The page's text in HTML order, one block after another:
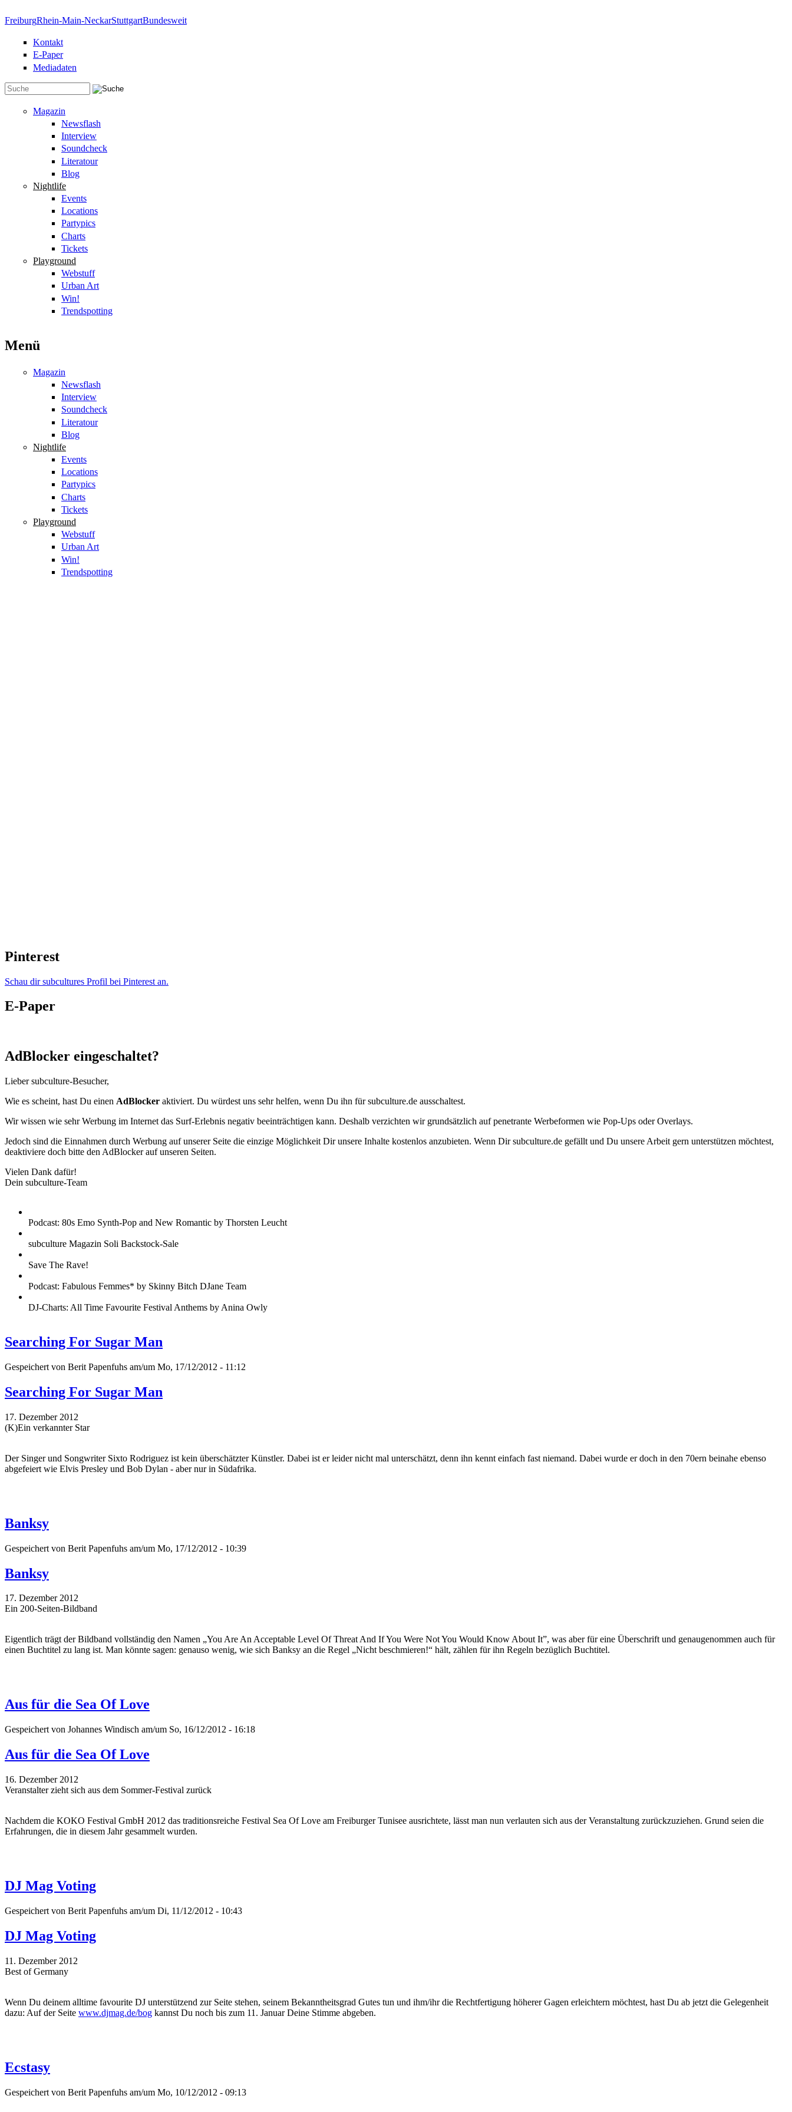
FreiburgRhein-Main-NeckarStuttgartBundesweit
Kontakt
E-Paper
Mediadaten
Magazin
Newsflash
Interview
Soundcheck
Literatour
Blog
Nightlife
Events
Locations
Partypics
Charts
Tickets
Playground
Webstuff
Urban Art
Win!
Trendspotting
Menü
Magazin
Newsflash
Interview
Soundcheck
Literatour
Blog
Nightlife
Events
Locations
Partypics
Charts
Tickets
Playground
Webstuff
Urban Art
Win!
Trendspotting
Pinterest
Schau dir subcultures Profil bei Pinterest an.
E-Paper
AdBlocker eingeschaltet?
Lieber subculture-Besucher,
Wie es scheint, hast Du einen AdBlocker aktiviert. Du würdest uns sehr helfen, wenn Du ihn für subculture.de ausschaltest.
Wir wissen wie sehr Werbung im Internet das Surf-Erlebnis negativ beeinträchtigen kann. Deshalb verzichten wir grundsätzlich auf penetrante Werbeformen wie Pop-Ups oder Overlays.
Jedoch sind die Einnahmen durch Werbung auf unserer Seite die einzige Möglichkeit Dir unsere Inhalte kostenlos anzubieten. Wenn Dir subculture.de gefällt und Du unsere Arbeit gern unterstützen möchtest,
deaktiviere doch bitte den AdBlocker auf unseren Seiten.
Vielen Dank dafür!
Dein subculture-Team
Podcast: 80s Emo Synth-Pop and New Romantic by Thorsten Leucht
subculture Magazin Soli Backstock-Sale
Save The Rave!
Podcast: Fabulous Femmes* by Skinny Bitch DJane Team
DJ-Charts: All Time Favourite Festival Anthems by Anina Owly
Searching For Sugar Man
Gespeichert von Berit Papenfuhs am/um Mo, 17/12/2012 - 11:12
Searching For Sugar Man
17. Dezember 2012
(K)Ein verkannter Star
Der Singer und Songwriter Sixto Rodriguez ist kein überschätzter Künstler. Dabei ist er leider nicht mal unterschätzt, denn ihn kennt einfach fast niemand. Dabei wurde er doch in den 70ern beinahe ebenso
abgefeiert wie Elvis Presley und Bob Dylan - aber nur in Südafrika.
Banksy
Gespeichert von Berit Papenfuhs am/um Mo, 17/12/2012 - 10:39
Banksy
17. Dezember 2012
Ein 200-Seiten-Bildband
Eigentlich trägt der Bildband vollständig den Namen „You Are An Acceptable Level Of Threat And If You Were Not You Would Know About It”, was aber für eine Überschrift und genaugenommen auch für
einen Buchtitel zu lang ist. Man könnte sagen: genauso wenig, wie sich Banksy an die Regel „Nicht beschmieren!“ hält, zählen für ihn Regeln bezüglich Buchtitel.
Aus für die Sea Of Love
Gespeichert von Johannes Windisch am/um So, 16/12/2012 - 16:18
Aus für die Sea Of Love
16. Dezember 2012
Veranstalter zieht sich aus dem Sommer-Festival zurück
Nachdem die KOKO Festival GmbH 2012 das traditionsreiche Festival Sea Of Love am Freiburger Tunisee ausrichtete, lässt man nun verlauten sich aus der Veranstaltung zurückzuziehen. Grund seien die
Erfahrungen, die in diesem Jahr gesammelt wurden.
DJ Mag Voting
Gespeichert von Berit Papenfuhs am/um Di, 11/12/2012 - 10:43
DJ Mag Voting
11. Dezember 2012
Best of Germany
Wenn Du deinem alltime favourite DJ unterstützend zur Seite stehen, seinem Bekanntheitsgrad Gutes tun und ihm/ihr die Rechtfertigung höherer Gagen erleichtern möchtest, hast Du ab jetzt die Gelegenheit
dazu: Auf der Seite www.djmag.de/bog kannst Du noch bis zum 11. Januar Deine Stimme abgeben.
Ecstasy
Gespeichert von Berit Papenfuhs am/um Mo, 10/12/2012 - 09:13